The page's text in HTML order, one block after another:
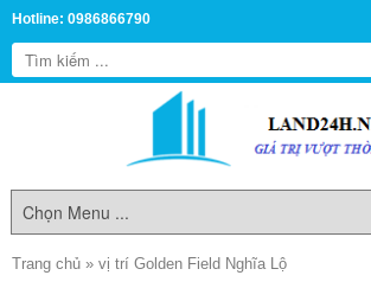
Hotline: 0986866790
Trang chủ » vị trí Golden Field Nghĩa Lộ